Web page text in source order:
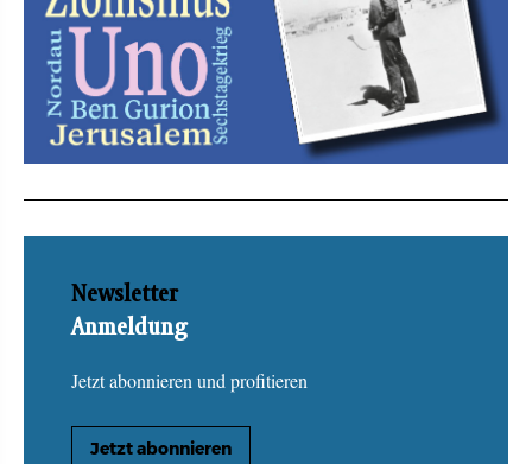
Newsletter
Anmeldung
Jetzt abonnieren und profitieren
Jetzt abonnieren